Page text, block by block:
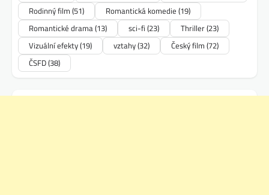
Rodinný film (51) Romantická komedie (19)
Romantické drama(13) sci-fi (23) Thriller(23)
Vizuální efekty(19) vztahy(32) Český film (72)
ČSFD(38)